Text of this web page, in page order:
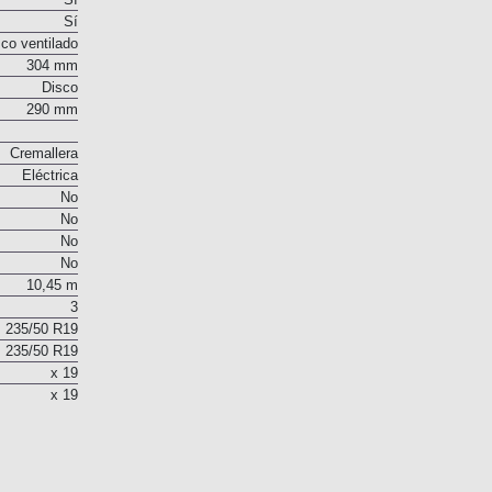
Sí
Sí
ventilado
304 mm
Disco
Cremallera
Eléctrica
No
No
No
No
10,45 m
3
235/50 R19
235/50 R19
x 19